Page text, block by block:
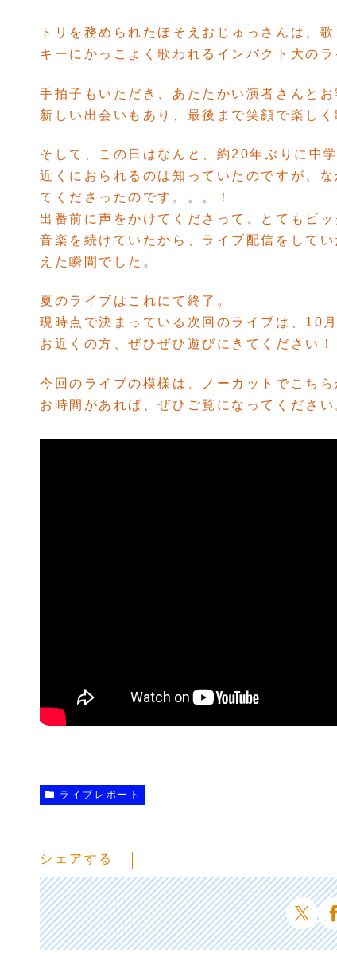
トリを務められたほそえおじゅっさんは、
キーにかっこよく歌われるインパクト大のラ
手拍子もいただき、あたたかい演者さんとお
新しい出会いもあり、最後まで笑顔で楽しく
そして、この日はなんと、約20年ぶりに中
近くにおられるのは知っていたのですが、
てくださったのです。。。！
出番前に声をかけてくださって、とてもビッ
音楽を続けていたから、ライブ配信をして
えた瞬間でした。
夏のライブはこれにて終了。
現時点で決まっている次回のライブは、10
お近くの方、ぜひぜひ遊びにきてください！
今回のライブの模様は、ノーカットでこちら
お時間があれば、ぜひご覧になってください
ライブレポート
シェアする